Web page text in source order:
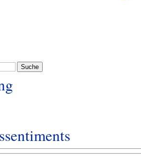
Suche